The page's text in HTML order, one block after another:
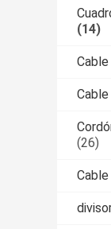
(14)
(26)